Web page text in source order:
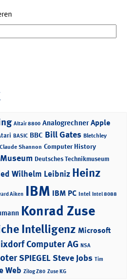
Altair 8800 Analogrechner Apple
BASIC BBC Bill Gates Bletchley
Claude Shannon Computer History
Deutsches Technikmuseum
Wilhelm Leibniz Heinz
Aiken IBM IBM PC Intel Intel 8088
Konrad Zuse
Intelligenz Microsoft
Computer AG NSA
SPIEGELSteve Jobs Tim
Web Zilog Z80 Zuse KG